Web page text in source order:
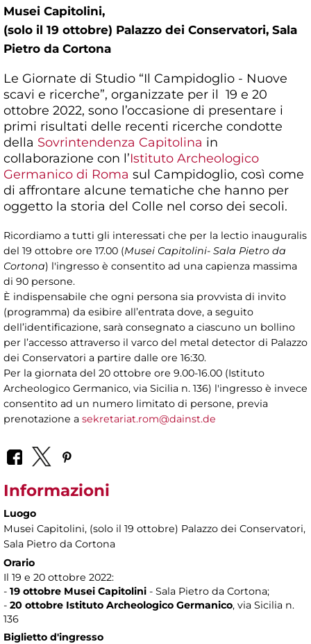
Musei Capitolini,
(solo il 19 ottobre) Palazzo dei Conservatori, Sala
Pietro da Cortona
Le Giornate di Studio “Il Campidoglio - Nuove
scavi e ricerche”, organizzate per il 19 e 20
ottobre 2022, sono l’occasione di presentare i
primi risultati delle recenti ricerche condotte
della Sovrintendenza Capitolina in
collaborazione con l’Istituto Archeologico
Germanico di Roma sul Campidoglio, così come
di affrontare alcune tematiche che hanno per
oggetto la storia del Colle nel corso dei secoli.
Ricordiamo a tutti gli interessati che per la lectio inauguralis
del 19 ottobre ore 17.00 (Musei Capitolini- Sala Pietro da
Cortona) l'ingresso è consentito ad una capienza massima
di 90 persone.
È indispensabile che ogni persona sia provvista di invito
(programma) da esibire all’entrata dove, a seguito
dell’identificazione, sarà consegnato a ciascuno un bollino
per l’accesso attraverso il varco del metal detector di Palazzo
dei Conservatori a partire dalle ore 16:30.
Per la giornata del 20 ottobre ore 9.00-16.00 (Istituto
Archeologico Germanico, via Sicilia n. 136) l'ingresso è invece
consentito ad un numero limitato di persone, previa
prenotazione a sekretariat.rom@dainst.de
Informazioni
Luogo
Musei Capitolini, (solo il 19 ottobre) Palazzo dei Conservatori,
Sala Pietro da Cortona
Orario
Il 19 e 20 ottobre 2022:
- 19 ottobre Musei Capitolini - Sala Pietro da Cortona;
- 20 ottobre Istituto Archeologico Germanico, via Sicilia n.
136
Biglietto d'ingresso